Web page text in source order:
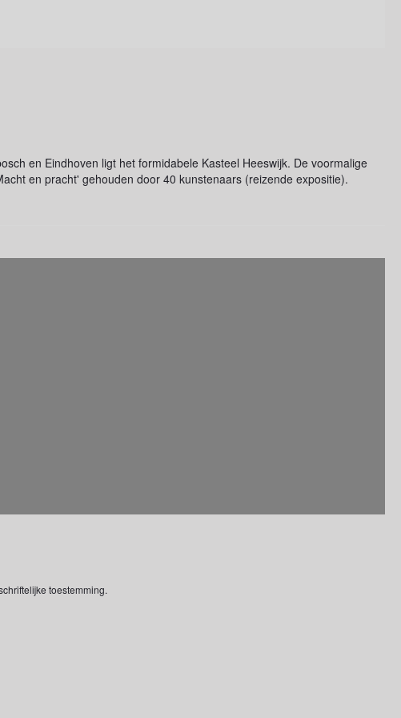
en Eindhoven ligt het formidabele Kasteel Heeswijk. De voormalige
en pracht' gehouden door 40 kunstenaars (reizende expositie).
toestemming.